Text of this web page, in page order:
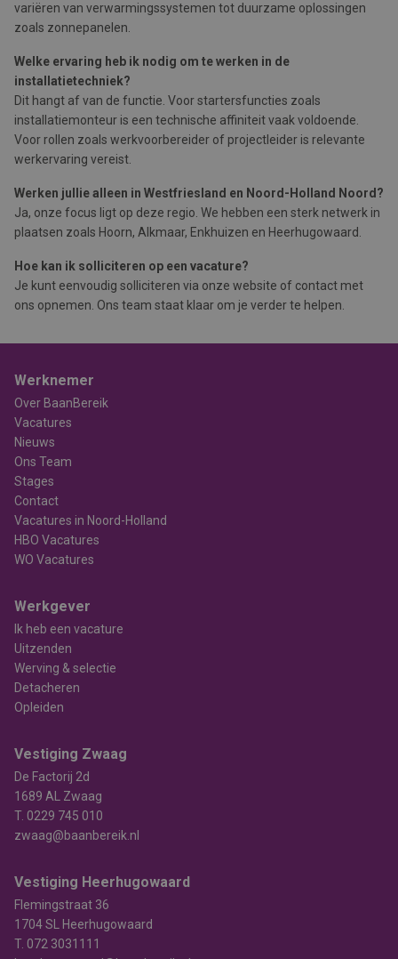
variëren van verwarmingssystemen tot duurzame oplossingen
zoals zonnepanelen.
Welke ervaring heb ik nodig om te werken in de
installatietechniek?
Dit hangt af van de functie. Voor startersfuncties zoals
installatiemonteur is een technische affiniteit vaak voldoende.
Voor rollen zoals werkvoorbereider of projectleider is relevante
werkervaring vereist.
Werken jullie alleen in Westfriesland en Noord-Holland Noord?
Ja, onze focus ligt op deze regio. We hebben een sterk netwerk in
plaatsen zoals Hoorn, Alkmaar, Enkhuizen en Heerhugowaard.
Hoe kan ik solliciteren op een vacature?
Je kunt eenvoudig solliciteren via onze website of contact met
ons opnemen. Ons team staat klaar om je verder te helpen.
Werknemer
Over BaanBereik
Vacatures
Nieuws
Ons Team
Stages
Contact
Vacatures in Noord-Holland
HBO Vacatures
WO Vacatures
Werkgever
Ik heb een vacature
Uitzenden
Werving & selectie
Detacheren
Opleiden
Vestiging Zwaag
De Factorij 2d
1689 AL Zwaag
T. 0229 745 010
zwaag@baanbereik.nl
Vestiging Heerhugowaard
Flemingstraat 36
1704 SL Heerhugowaard
T. 072 3031111